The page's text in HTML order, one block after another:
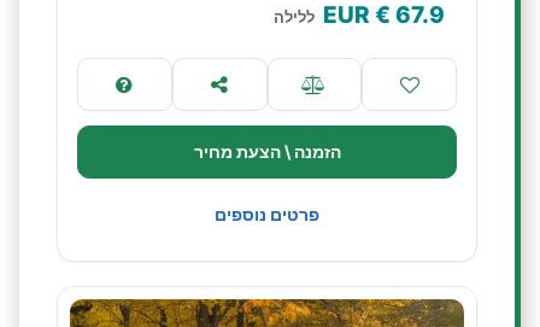
67.9
€ EUR ללילה
הזמנה \ הצעת מחיר
פרטים נוספים